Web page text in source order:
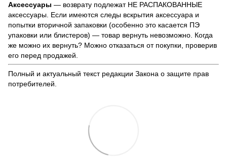
Аксессуары — возврату подлежат НЕ РАСПАКОВАННЫЕ
аксессуары. Если имеются следы вскрытия аксессуара и
попытки вторичной запаковки (особенно это касается ПЭ
упаковки или блистеров) — товар вернуть невозможно. Когда
же можно их вернуть? Можно отказаться от покупки, проверив
его перед продажей.
Полный и актуальный текст редакции Закона о защите прав
потребителей.